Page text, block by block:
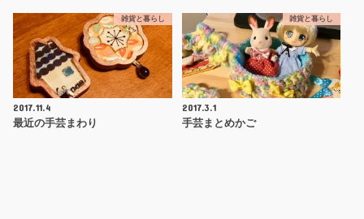
雑貨と暮らし
2017.11.4
最近の手芸まわり
雑貨と暮らし
2017.3.1
手芸まとめかご